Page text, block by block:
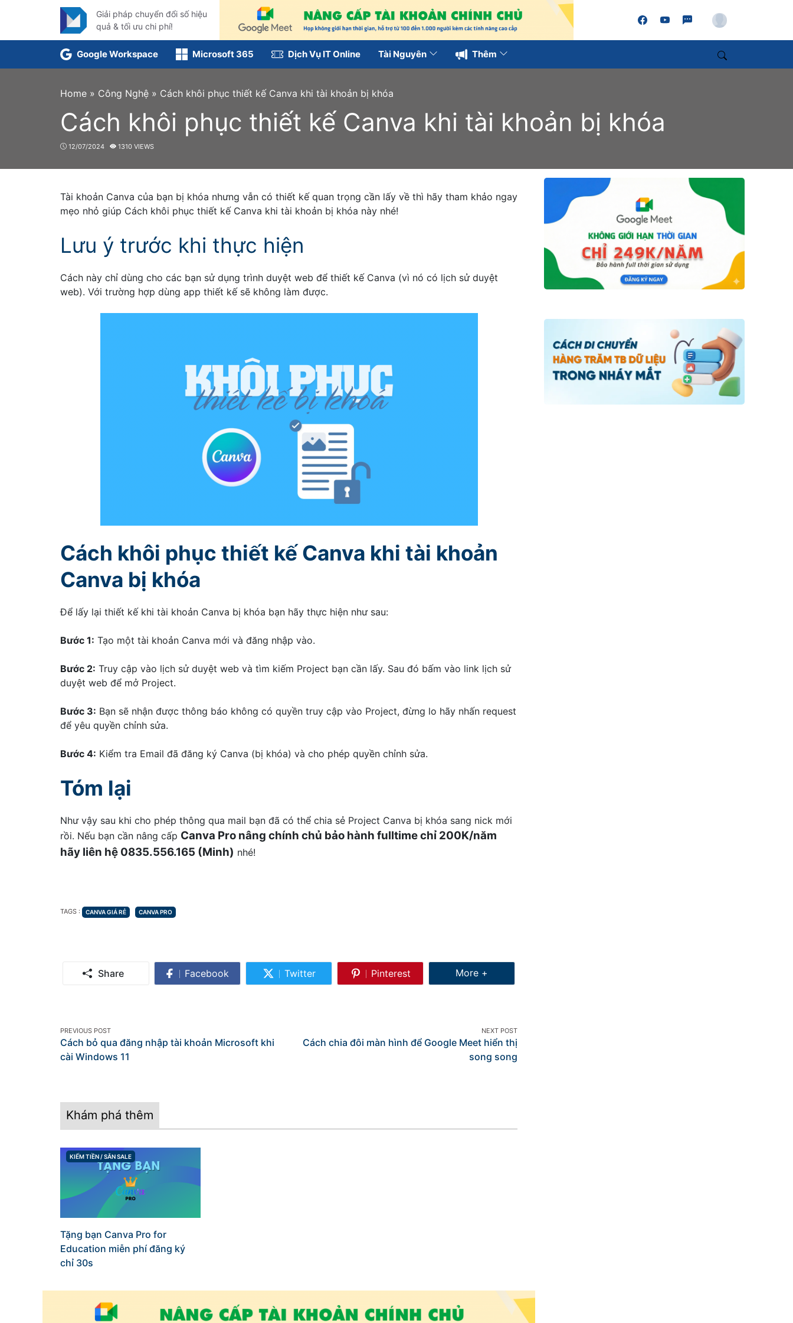
Giải pháp chuyển đổi số hiệu
quả & tối ưu chi phí!
Account
Google Workspace Microsoft 365 Dịch Vụ IT Online Tài Nguyên Thêm Search
Home » Công Nghệ » Cách khôi phục thiết kế Canva khi tài khoản bị khóa
Cách khôi phục thiết kế Canva khi tài khoản bị khóa
12/07/2024 1310 VIEWS
Tài khoản Canva của bạn bị khóa nhưng vẫn có thiết kế quan trọng cần lấy về thì hãy tham khảo ngay
mẹo nhỏ giúp Cách khôi phục thiết kế Canva khi tài khoản bị khóa này nhé!
Lưu ý trước khi thực hiện
Cách này chỉ dùng cho các bạn sử dụng trình duyệt web để thiết kế Canva (vì nó có lịch sử duyệt
web). Với trường hợp dùng app thiết kế sẽ không làm được.
Cách khôi phục thiết kế Canva khi tài khoản
Canva bị khóa
Để lấy lại thiết kế khi tài khoản Canva bị khóa bạn hãy thực hiện như sau:
Bước 1: Tạo một tài khoản Canva mới và đăng nhập vào.
Bước 2: Truy cập vào lịch sử duyệt web và tìm kiếm Project bạn cần lấy. Sau đó bấm vào link lịch sử
duyệt web để mở Project.
Bước 3: Bạn sẽ nhận được thông báo không có quyền truy cập vào Project, đừng lo hãy nhấn request
để yêu quyền chỉnh sửa.
Bước 4: Kiểm tra Email đã đăng ký Canva (bị khóa) và cho phép quyền chỉnh sửa.
Tóm lại
Như vậy sau khi cho phép thông qua mail bạn đã có thể chia sẻ Project Canva bị khóa sang nick mới
rồi. Nếu bạn cần nâng cấp Canva Pro nâng chính chủ bảo hành fulltime chỉ 200K/năm
hãy liên hệ 0835.556.165 (Minh) nhé!
TAGS : TAGS
CANVA GIÁ RẺ CANVA PRO
Share Facebook
Share
Twitter
Share
Pinterest
Share
Share More
More +
Post
navigation
PREVIOUS POST
Cách bỏ qua đăng nhập tài khoản Microsoft khi
cài Windows 11
NEXT POST
Cách chia đôi màn hình để Google Meet hiển thị
song song
Khám phá thêm
CATEGORIES
KIẾM TIỀN / SĂN SALE
Tặng bạn Canva Pro for
Education miễn phí đăng ký
chỉ 30s